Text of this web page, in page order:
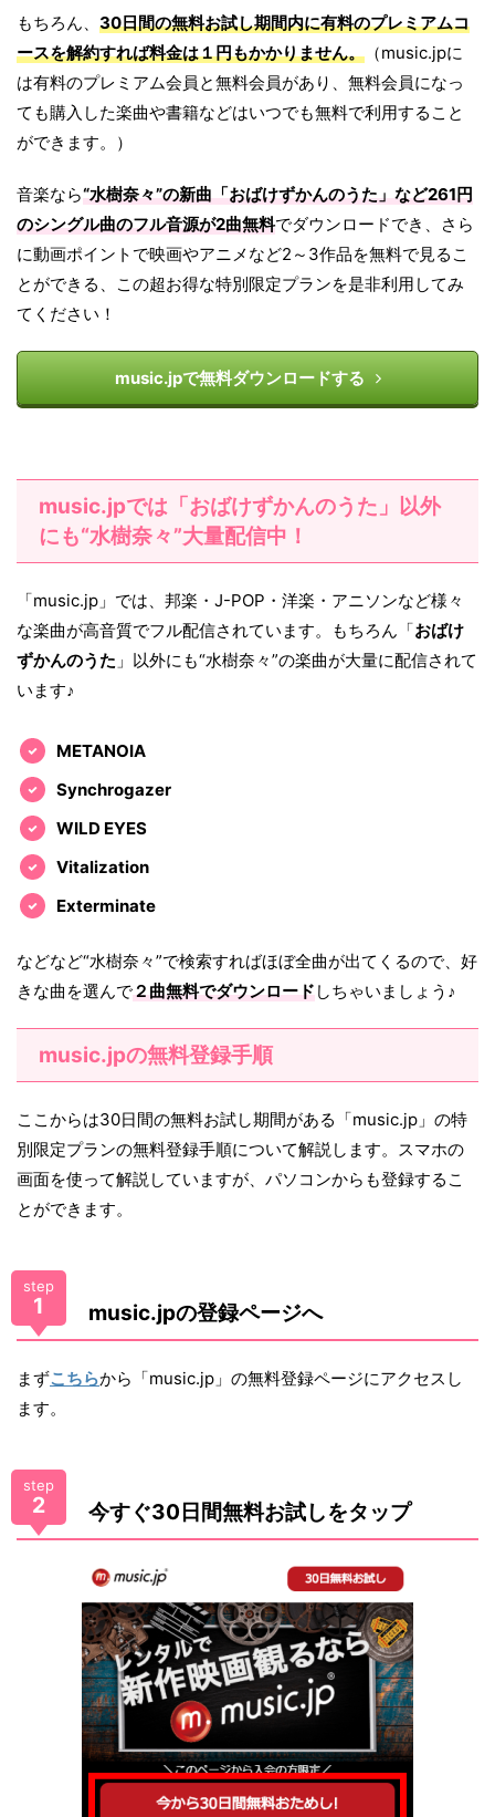
もちろん、 30日間の無料お試し期間内に有料のプレミアムコ
ースを解約すれば料金は１円もかかりません。 （music.jpに
は有料のプレミアム会員と無料会員があり、無料会員になっ
ても購入した楽曲や書籍などはいつでも無料で利用すること
ができます。）
音楽なら“水樹奈々”の新曲「おばけずかんのうた」など261円
のシングル曲のフル音源が2曲無料でダウンロードでき、さら
に動画ポイントで映画やアニメなど2～3作品を無料で見るこ
とができる、この超お得な特別限定プランを是非利用してみ
てください！
music.jpで無料ダウンロードする
music.jpでは「おばけずかんのうた」以外
にも“水樹奈々”大量配信中！
「music.jp」では、邦楽・J-POP・洋楽・アニソンなど様々
な楽曲が高音質でフル配信されています。もちろん「おばけ
ずかんのうた 」以外にも“水樹奈々”の楽曲が大量に配信されて
います♪
METANOIA
Synchrogazer
WILD EYES
Vitalization
Exterminate
などなど“水樹奈々”で検索すればほぼ全曲が出てくるので、好
きな曲を選んで２曲無料でダウンロードしちゃいましょう♪
music.jpの無料登録手順
ここからは30日間の無料お試し期間がある「music.jp」の特
別限定プランの無料登録手順について解説します。スマホの
画面を使って解説していますが、パソコンからも登録するこ
とができます。
step
1 music.jpの登録ページへ
まずこちらから「music.jp」の無料登録ページにアクセスし
ます。
step
2 今すぐ30日間無料お試しをタップ